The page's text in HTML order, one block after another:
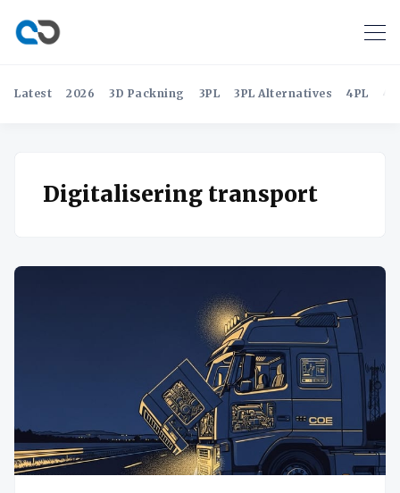
Latest 2026 3D Packning 3PL 3PL Alternatives 4PL
Digitalisering transport